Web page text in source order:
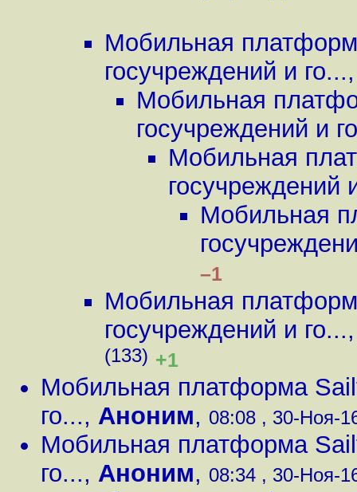
Мобильная
госучреждений и го...
Мобильная
госучреждений и
Мобильная
госучреждений
Мобильная
–1
Мобильная
госучреждений и го...
(133) +1
Мобильная платформа
го..., Аноним, 08:08 , 30-Ноя-
Мобильная платформа
го..., Аноним, 08:34 , 30-Ноя-